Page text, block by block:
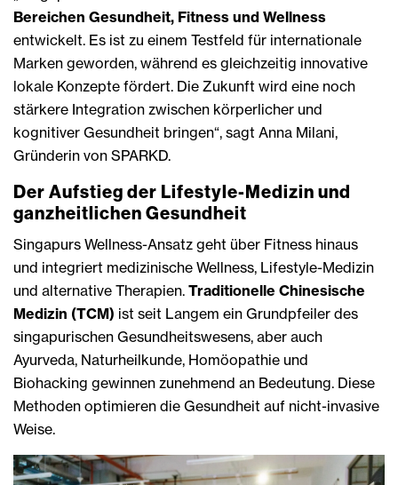
Bereichen Gesundheit, Fitness und Wellness
entwickelt. Es ist zu einem Testfeld für internationale
Marken geworden, während es gleichzeitig innovative
lokale Konzepte fördert. Die Zukunft wird eine noch
stärkere Integration zwischen körperlicher und
kognitiver Gesundheit bringen“, sagt Anna Milani,
Gründerin von SPARKD.
Der Aufstieg der Lifestyle-Medizin und
ganzheitlichen Gesundheit
Singapurs Wellness-Ansatz geht über Fitness hinaus
und integriert medizinische Wellness, Lifestyle-Medizin
und alternative Therapien. Traditionelle Chinesische
Medizin (TCM) ist seit Langem ein Grundpfeiler des
singapurischen Gesundheitswesens, aber auch
Ayurveda, Naturheilkunde, Homöopathie und
Biohacking gewinnen zunehmend an Bedeutung. Diese
Methoden optimieren die Gesundheit auf nicht-invasive
Weise.